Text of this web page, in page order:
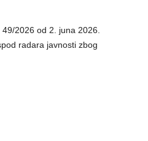
2026 od 2. juna 2026.
radara javnosti zbog